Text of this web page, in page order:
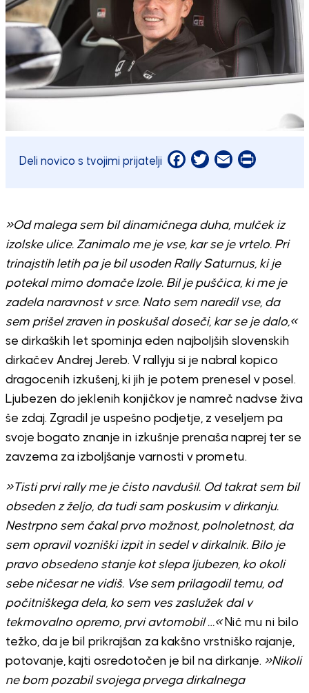
Deli novico s tvojimi prijatelji Facebook
Twitter
EmailPrint
»Od malega sem bil dinamičnega duha, mulček iz
izolske ulice. Zanimalo me je vse, kar se je vrtelo. Pri
trinajstih letih pa je bil usoden Rally Saturnus, ki je
potekal mimo domače Izole. Bil je puščica, ki me je
zadela naravnost v srce. Nato sem naredil vse, da
sem prišel zraven in poskušal doseči, kar se je dalo,«
se dirkaških let spominja eden najboljših slovenskih
dirkačev Andrej Jereb. V rallyju si je nabral kopico
dragocenih izkušenj, ki jih je potem prenesel v posel.
Ljubezen do jeklenih konjičkov je namreč nadvse živa
še zdaj. Zgradil je uspešno podjetje, z veseljem pa
svoje bogato znanje in izkušnje prenaša naprej ter se
zavzema za izboljšanje varnosti v prometu.
»Tisti prvi rally me je čisto navdušil. Od takrat sem bil
obseden z željo, da tudi sam poskusim v dirkanju.
Nestrpno sem čakal prvo možnost, polnoletnost, da
sem opravil vozniški izpit in sedel v dirkalnik. Bilo je
pravo obsedeno stanje kot slepa ljubezen, ko okoli
sebe ničesar ne vidiš. Vse sem prilagodil temu, od
počitniškega dela, ko sem ves zaslužek dal v
tekmovalno opremo, prvi avtomobil …«Nič mu ni bilo
težko, da je bil prikrajšan za kakšno vrstniško rajanje,
potovanje, kajti osredotočen je bil na dirkanje. »Nikoli
ne bom pozabil svojega prvega dirkalnega